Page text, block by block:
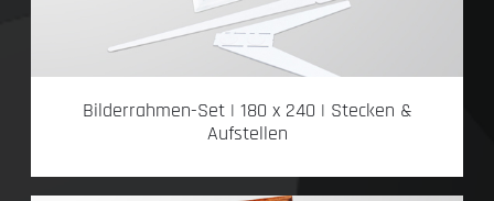
Bilderrahmen-Set | 180 x 240 | Stecken &
Aufstellen